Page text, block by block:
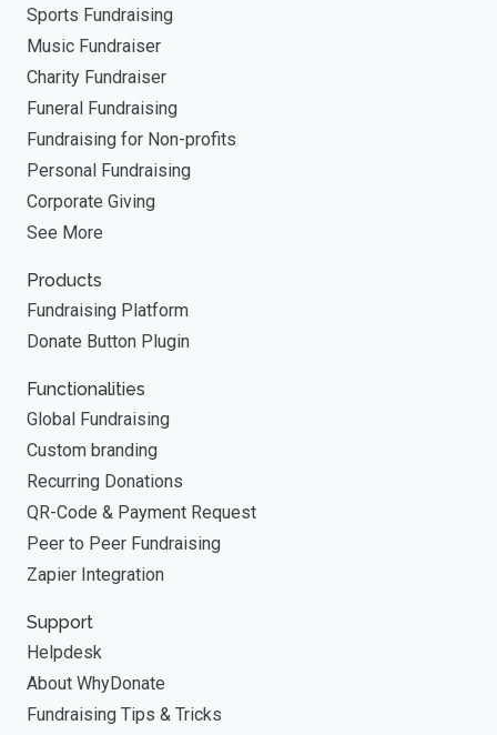
Sports Fundraising
Music Fundraiser
Charity Fundraiser
Funeral Fundraising
Fundraising for Non-profits
Personal Fundraising
Corporate Giving
See More
Products
Fundraising Platform
Donate Button Plugin
Functionalities
Global Fundraising
Custom branding
Recurring Donations
QR-Code & Payment Request
Peer to Peer Fundraising
Zapier Integration
Support
Helpdesk
About WhyDonate
Fundraising Tips & Tricks